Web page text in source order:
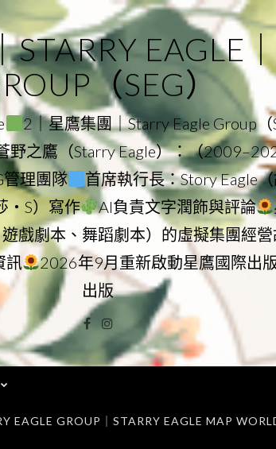
EAGLE
（SEG）
2｜星鷹集團｜Starry Eagle Group（
野之鷹（Starry Eagle）：（
管理團隊
首席執行長：Story Eagle
・S）寫作 AI負責文字潤飾與評論
戲劇本、舞蹈劇本）的虛擬集團經
訊
2026年9月重新啟動星鷹國際出
出版
Facebook
Instagram
EAGLE GROUP｜STARRY EAGLE MAP